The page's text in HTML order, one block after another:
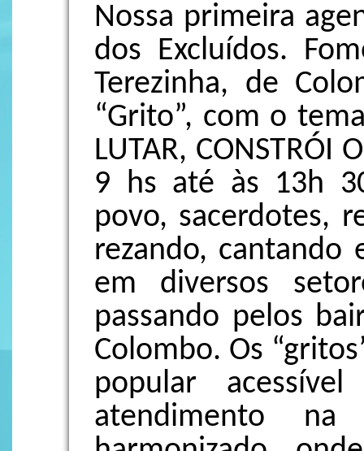
Nossa primeira
dos Excluídos.
Terezinha, de
“Grito”, com o
LUTAR, CONSTRÓI
9 hs até às 13h
povo, sacerdotes,
rezando, cantando
em diversos
passando pelos
Colombo. Os
popular
atendimento